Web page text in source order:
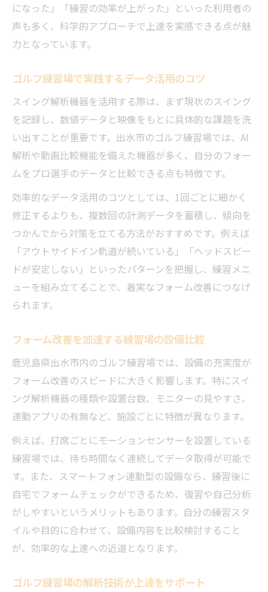
になった」「練習の効率が上がった」といった利用者の
声も多く、科学的アプローチで上達を実感できる点が魅
力となっています。
ゴルフ練習場で実践するデータ活用のコツ
スイング解析機器を活用する際は、まず現状のスイング
を記録し、数値データと映像をもとに具体的な課題を洗
い出すことが重要です。出水市のゴルフ練習場では、AI
解析や動画比較機能を備えた機器が多く、自分のフォー
ムをプロ選手のデータと比較できる点も特徴です。
効率的なデータ活用のコツとしては、1回ごとに細かく
修正するよりも、複数回の計測データを蓄積し、傾向を
つかんでから対策を立てる方法がおすすめです。例えば
「アウトサイドイン軌道が続いている」「ヘッドスピー
ドが安定しない」といったパターンを把握し、練習メニ
ューを組み立てることで、着実なフォーム改善につなげ
られます。
フォーム改善を加速する練習場の設備比較
鹿児島県出水市内のゴルフ練習場では、設備の充実度が
フォーム改善のスピードに大きく影響します。特にスイ
ング解析機器の種類や設置台数、モニターの見やすさ、
連動アプリの有無など、施設ごとに特徴が異なります。
例えば、打席ごとにモーションセンサーを設置している
練習場では、待ち時間なく連続してデータ取得が可能で
す。また、スマートフォン連動型の設備なら、練習後に
自宅でフォームチェックができるため、復習や自己分析
がしやすいというメリットもあります。自分の練習スタ
イルや目的に合わせて、設備内容を比較検討すること
が、効率的な上達への近道となります。
ゴルフ練習場の解析技術が上達をサポート